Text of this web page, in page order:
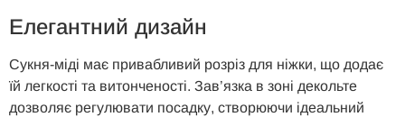
Елегантний дизайн
Сукня-міді має привабливий розріз для ніжки, що додає
їй легкості та витонченості. Зав’язка в зоні декольте
дозволяє регулювати посадку, створюючи ідеальний